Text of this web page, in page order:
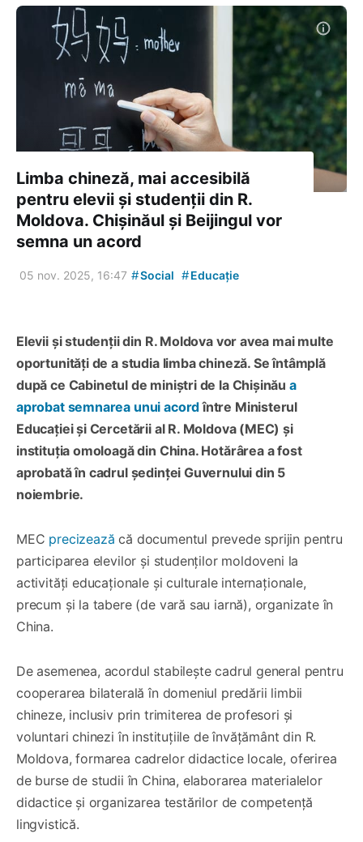
Limba chineză, mai accesibilă
pentru elevii și studenții din R.
Moldova. Chișinăul și Beijingul vor
semna un acord
05 nov. 2025, 16:47 #Social #Educație
Elevii și studenții din R. Moldova vor avea mai multe
oportunități de a studia limba chineză. Se întâmplă
după ce Cabinetul de miniștri de la Chișinău a
aprobat semnarea unui acordîntre Ministerul
Educației și Cercetării al R. Moldova (MEC) și
instituția omoloagă din China. Hotărârea a fost
aprobată în cadrul ședinței Guvernului din 5
noiembrie.
MEC precizează că documentul prevede sprijin pentru
participarea elevilor și studenților moldoveni la
activități educaționale și culturale internaționale,
precum și la tabere (de vară sau iarnă), organizate în
China.
De asemenea, acordul stabilește cadrul general pentru
cooperarea bilaterală în domeniul predării limbii
chineze, inclusiv prin trimiterea de profesori și
voluntari chinezi în instituțiile de învățământ din R.
Moldova, formarea cadrelor didactice locale, oferirea
de burse de studii în China, elaborarea materialelor
didactice și organizarea testărilor de competență
lingvistică.